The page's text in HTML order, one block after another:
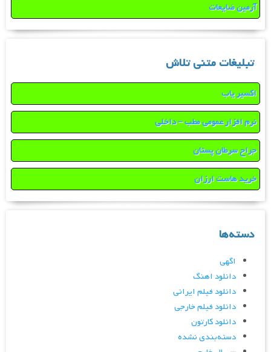
آرمین ضایعات
تبلیغات متنی تلاش
اکسیر یاب
نرم افزار عمومی مطب – داخلی
جراح سرطان پستان
خرید هاست ارزان
دسته‌ها
اگهی
دانلود اهنگ
دانلود فیلم ایرانی
دانلود فیلم خارجی
دانلود کارتون
دسته‌بندی نشده